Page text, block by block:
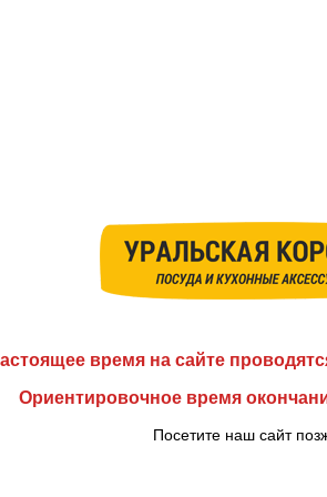
время на сайте
Ориентировочное время
Посетите наш сайт